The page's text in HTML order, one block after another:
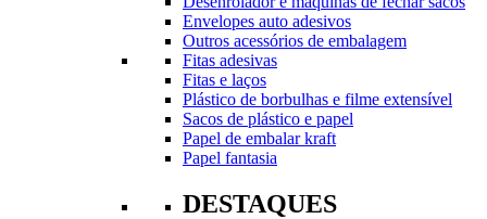
Envelopes auto adesivos
Outros acessórios de embalagem
Fitas adesivas
Fitas e laços
Plástico de borbulhas e filme extensível
Sacos de plástico e papel
Papel de embalar kraft
Papel fantasia
DESTAQUES